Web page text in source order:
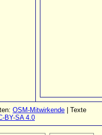
OSM-Mitwirkende | Texte
BY-SA 4.0